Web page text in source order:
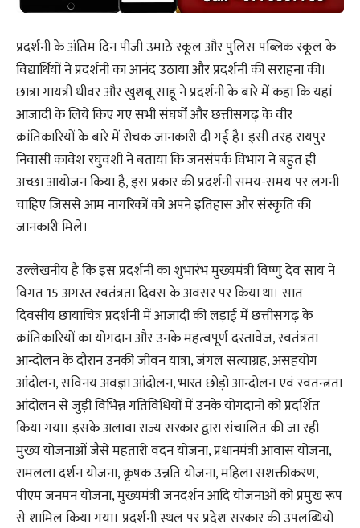
प्रदर्शनी के अंतिम दिन पीजी उमाठे स्कूल और पुलिस पब्लिक स्कूल के
विद्यार्थियों ने प्रदर्शनी का आनंद उठाया और प्रदर्शनी की सराहना की।
छात्रा गायत्री धीवर और खुशबू साहू ने प्रदर्शनी के बारे में कहा कि यहां
आजादी के लिये किए गए सभी संघर्षों और छत्तीसगढ़ के वीर
क्रांतिकारियों के बारे में रोचक जानकारी दी गई है। इसी तरह रायपुर
निवासी कावेश रघुवंशी ने बताया कि जनसंपर्क विभाग ने बहुत ही
अच्छा आयोजन किया है, इस प्रकार की प्रदर्शनी समय-समय पर लगनी
चाहिए जिससे आम नागरिकों को अपने इतिहास और संस्कृति की
जानकारी मिले।
उल्लेखनीय है कि इस प्रदर्शनी का शुभारंभ मुख्यमंत्री विष्णु देव साय ने
विगत 15 अगस्त स्वतंत्रता दिवस के अवसर पर किया था। सात
दिवसीय छायाचित्र प्रदर्शनी में आजादी की लड़ाई में छत्तीसगढ़ के
क्रांतिकारियों का योगदान और उनके महत्वपूर्ण दस्तावेज, स्वतंत्रता
आन्दोलन के दौरान उनकी जीवन यात्रा, जंगल सत्याग्रह, असहयोग
आंदोलन, सविनय अवज्ञा आंदोलन, भारत छोड़ो आन्दोलन एवं स्वतन्त्रता
आंदोलन से जुड़ी विभिन्न गतिविधियों में उनके योगदानों को प्रदर्शित
किया गया। इसके अलावा राज्य सरकार द्वारा संचालित की जा रही
मुख्य योजनाओं जैसे महतारी वंदन योजना, प्रधानमंत्री आवास योजना,
रामलला दर्शन योजना, कृषक उन्नति योजना, महिला सशक्तीकरण,
पीएम जनमन योजना, मुख्यमंत्री जनदर्शन आदि योजनाओं को प्रमुख रूप
से शामिल किया गया। प्रदर्शनी स्थल पर प्रदेश सरकार की उपलब्धियों